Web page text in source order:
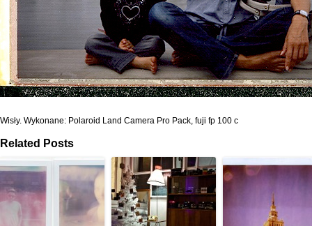
Wisły. Wykonane: Polaroid Land Camera Pro Pack, fuji fp 100 c
Related Posts